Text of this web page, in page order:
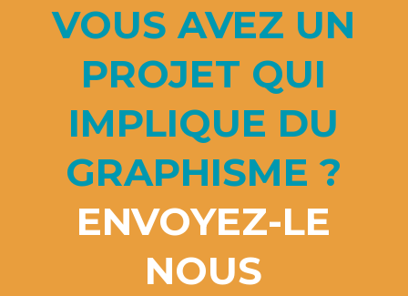
VOUS AVEZ UN
PROJET QUI
IMPLIQUE DU
GRAPHISME ?
ENVOYEZ-LE
NOUS